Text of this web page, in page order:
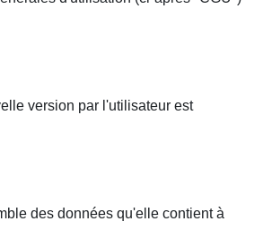
version par l'utilisateur est
des données qu'elle contient à